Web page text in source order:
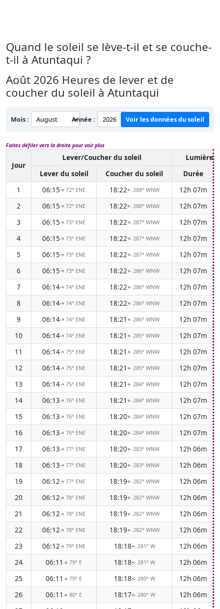
Quand le soleil se lève-t-il et se couche-
t-il à Atuntaqui ?
Août 2026 Heures de lever et de
coucher du soleil à Atuntaqui
Mois : Année : Voir les données du soleil
Faites défiler vers la droite pour voir plus
Jour
Lever/Coucher du soleil
Lumière
Lever du soleil
Coucher du soleil
Durée
1
06:15↑72° ENE 18:22↑ 288° WNW
12h 07m
2
06:15↑72° ENE 18:22↑ 288° WNW
12h 07m
3
06:15↑73° ENE 18:22↑ 287° WNW
12h 07m
4
06:15↑73° ENE 18:22↑ 287° WNW
12h 07m
5
06:15↑73° ENE 18:22↑ 287° WNW
12h 07m
6
06:15↑73° ENE 18:22↑ 286° WNW
12h 07m
7
06:14↑ 74° ENE 18:22↑ 286° WNW
12h 07m
8
06:14↑ 74° ENE 18:22↑ 286° WNW
12h 07m
9
06:14↑ 74° ENE 18:21 ↑ 286° WNW
12h 07m
10
06:14↑ 74° ENE 18:21 ↑ 285° WNW
12h 07m
11
06:14↑ 75° ENE 18:21 ↑ 285° WNW
12h 07m
12
06:14↑ 75° ENE 18:21 ↑ 285° WNW
12h 07m
13
06:14↑ 75° ENE 18:21 ↑ 284° WNW
12h 07m
14
06:13↑ 76° ENE 18:21 ↑ 284° WNW
12h 07m
15
06:13↑ 76° ENE 18:20↑ 284° WNW
12h 07m
16
06:13↑ 76° ENE 18:20↑ 284° WNW
12h 07m
17
06:13↑ 77° ENE 18:20↑ 283° WNW
12h 06m
18
06:13↑ 77° ENE 18:20↑ 283° WNW
12h 06m
19
06:12↑ 77° ENE 18:19↑ 282° WNW
12h 06m
20
06:12↑ 78° ENE 18:19↑ 282° WNW
12h 06m
21
06:12↑ 78° ENE 18:19↑ 282° WNW
12h 06m
22
06:12↑ 78° ENE 18:19↑ 282° WNW
12h 06m
23
06:12↑ 79° ENE 18:18↑ 281° W
12h 06m
24
06:11 ↑ 79° E 18:18↑ 281° W
12h 06m
25
06:11 ↑ 79° E 18:18↑ 280° W
12h 06m
26
06:11 ↑ 80° E 18:17↑ 280° W
12h 06m